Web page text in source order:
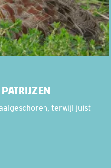
terwijl juist